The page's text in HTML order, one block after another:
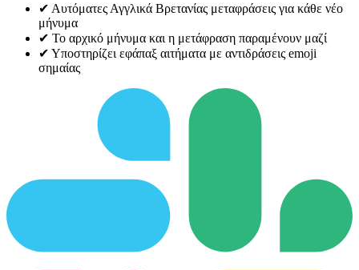
✔ Αυτόματες Αγγλικά Βρετανίας μεταφράσεις για κάθε νέο
μήνυμα
✔ Το αρχικό μήνυμα και η μετάφραση παραμένουν μαζί
✔ Υποστηρίζει εφάπαξ αιτήματα με αντιδράσεις emoji
σημαίας